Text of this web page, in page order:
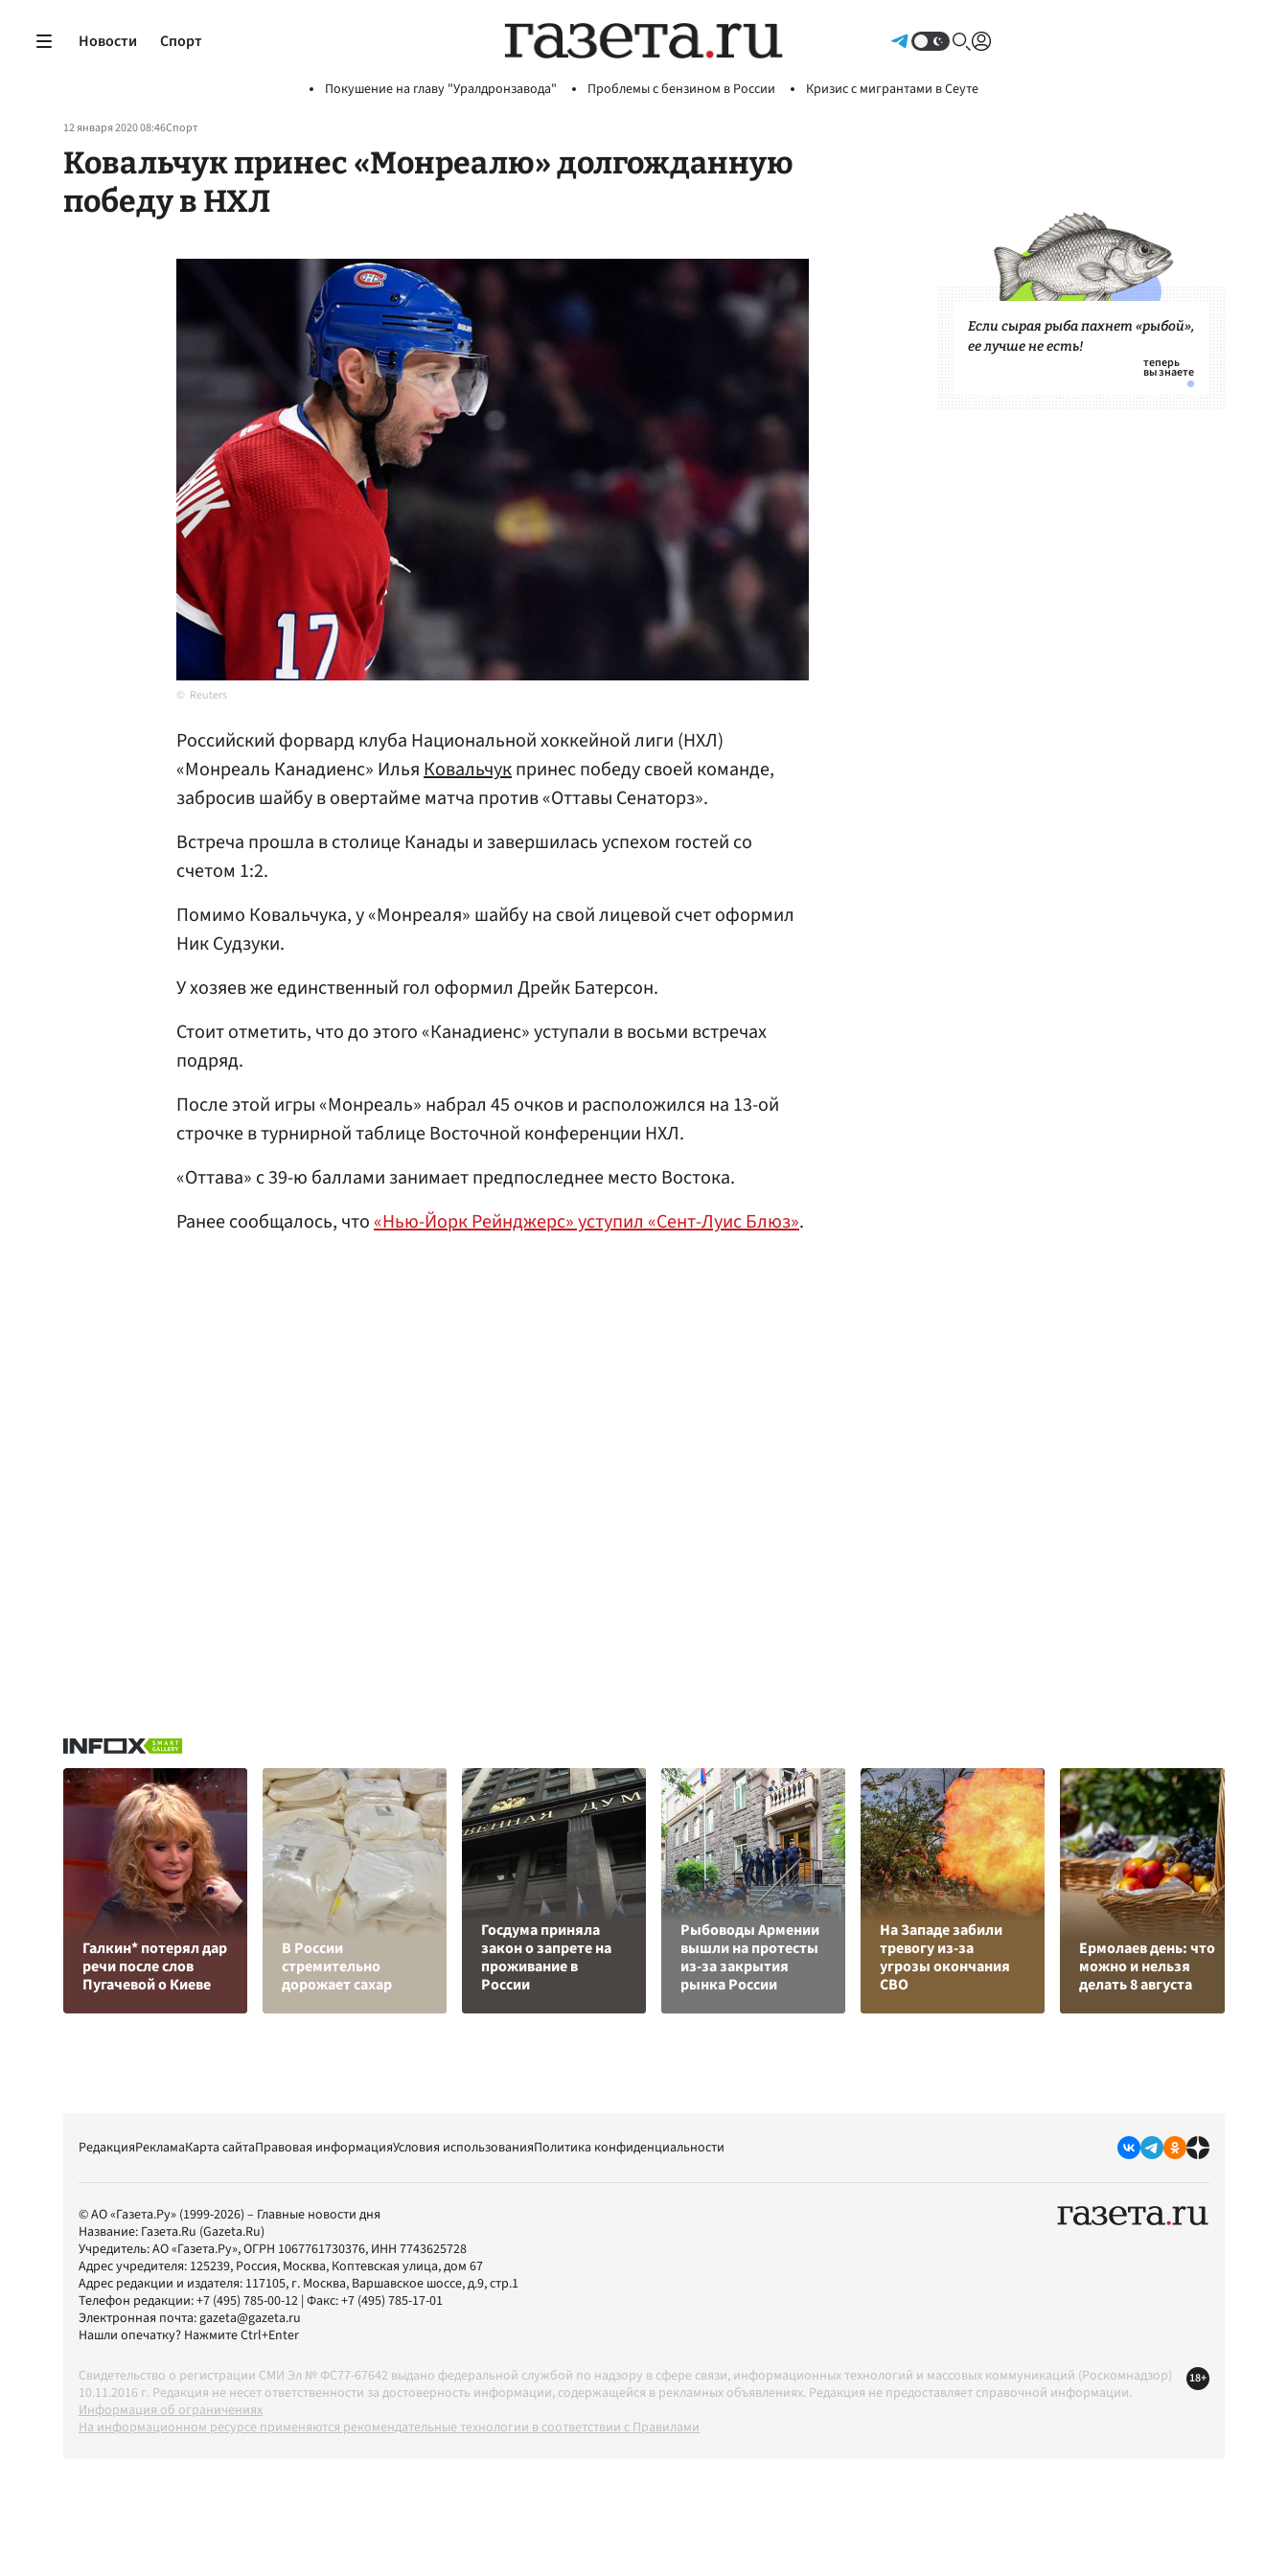
Новости Спорт
Покушение на главу "Уралдронзавода" Проблемы с бензином в России Кризис с мигрантами в Сеуте
12 января 2020 08:46Спорт
Ковальчук принес «Монреалю» долгожданную
победу в НХЛ
Reuters
Российский форвард клуба Национальной хоккейной лиги (НХЛ)
«Монреаль Канадиенс» ИльяКовальчукпринес победу своей команде,
забросив шайбу в овертайме матча против «Оттавы Сенаторз».
Встреча прошла в столице Канады и завершилась успехом гостей со
счетом 1:2.
Помимо Ковальчука, у «Монреаля» шайбу на свой лицевой счет оформил
Ник Судзуки.
У хозяев же единственный гол оформил Дрейк Батерсон.
Стоит отметить, что до этого «Канадиенс» уступали в восьми встречах
подряд.
После этой игры «Монреаль» набрал 45 очков и расположился на 13-ой
строчке в турнирной таблице Восточной конференции НХЛ.
«Оттава» с 39-ю баллами занимает предпоследнее место Востока.
Ранее сообщалось, что«Нью-Йорк Рейнджерс» уступил «Сент-Луис Блюз».
Если сырая рыба пахнет «рыбой»,
ее лучше не есть!
Галкин* потерял дар
речи после слов
Пугачевой о Киеве
В России
стремительно
дорожает сахар
Госдума приняла
закон о запрете на
проживание в
России
Рыбоводы Армении
вышли на протесты
из-за закрытия
рынка России
На Западе забили
тревогу из-за
угрозы окончания
СВО
Ермолаев день: что
можно и нельзя
делать 8 августа
РедакцияРекламаКарта сайтаПравовая информацияУсловия использованияПолитика конфиденциальности
© АО «Газета.Ру» (1999-2026) – Главные новости дня
Название: Газета.Ru (Gazeta.Ru)
Учредитель:АО «Газета.Ру», ОГРН 1067761730376, ИНН 7743625728
Адрес учредителя: 125239, Россия, Москва, Коптевская улица, дом 67
Адрес редакции и издателя: 117105, г. Москва, Варшавское шоссе, д.9, стр.1
Телефон редакции:+7 (495) 785-00-12 | Факс:+7 (495) 785-17-01
Электронная почта:gazeta@gazeta.ru
Нашли опечатку? Нажмите Ctrl+Enter
Свидетельство о регистрации СМИ Эл № ФС77-67642 выдано федеральной службой по надзору в сфере связи, информационных технологий и массовых коммуникаций (Роскомнадзор)
10.11.2016 г. Редакция не несет ответственности за достоверность информации, содержащейся в рекламных объявлениях. Редакция не предоставляет справочной информации.
Информация об ограничениях
На информационном ресурсе применяются рекомендательные технологии в соответствии с Правилами
18+